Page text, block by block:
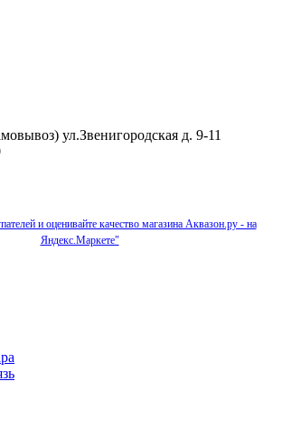
ул.Звенигородская д. 9-11
и оценивайте качество магазина Аквазон.ру - на
Яндекс.Маркете"